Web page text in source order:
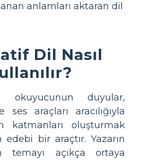
anlamları aktaran dil
Dil Nasıl
okuyucunun duyular,
araçları aracılığıyla
katmanları oluşturmak
edebi bir araçtır. Yazarın
temayı açıkça ortaya